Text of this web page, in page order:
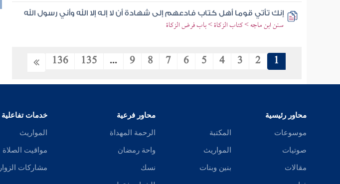
إنك تأتي قوما أهل كتاب فادعهم إلى شهادة أن لا إله إلا الله وأني رسول الله
سنن ابن ماجه > كتاب الزكاة > باب فرض الزكاة
1
2
3
4
5
6
7
8
9
...
135
136
محاور رئيسية
موسوعات
صوتيات
مقالات
المكتبة
المواريث
بنين وبنات
محاور فرعية
الرحمة المهداة
واحة رمضان
نسك
خدمات تفاعلية
المواريث
مواقيت الصلاة
مشاركات الزوار